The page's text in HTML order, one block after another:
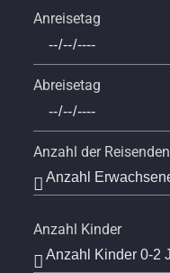
Anreisetag
Abreisetag
Anzahl der Reisenden
Anzahl Kinder